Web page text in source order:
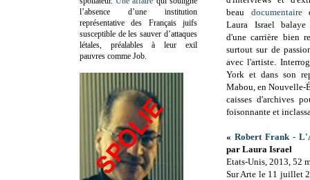
beau documentaire
Laura Israel
d'une carrière bien
surtout sur de
avec l'artiste.
York et dans son
Mabou, en Nouvelle-
caisses d'archives
foisonnante et
«Robert Frank -
par Laura Israel
Etats-Unis, 2013, 52
Sur Arte le 11 juillet
l’absence d’une institution
représentative des Français juifs
susceptible de les sauver d’attaques
létales, préalables à leur exil
pauvres comme Job.